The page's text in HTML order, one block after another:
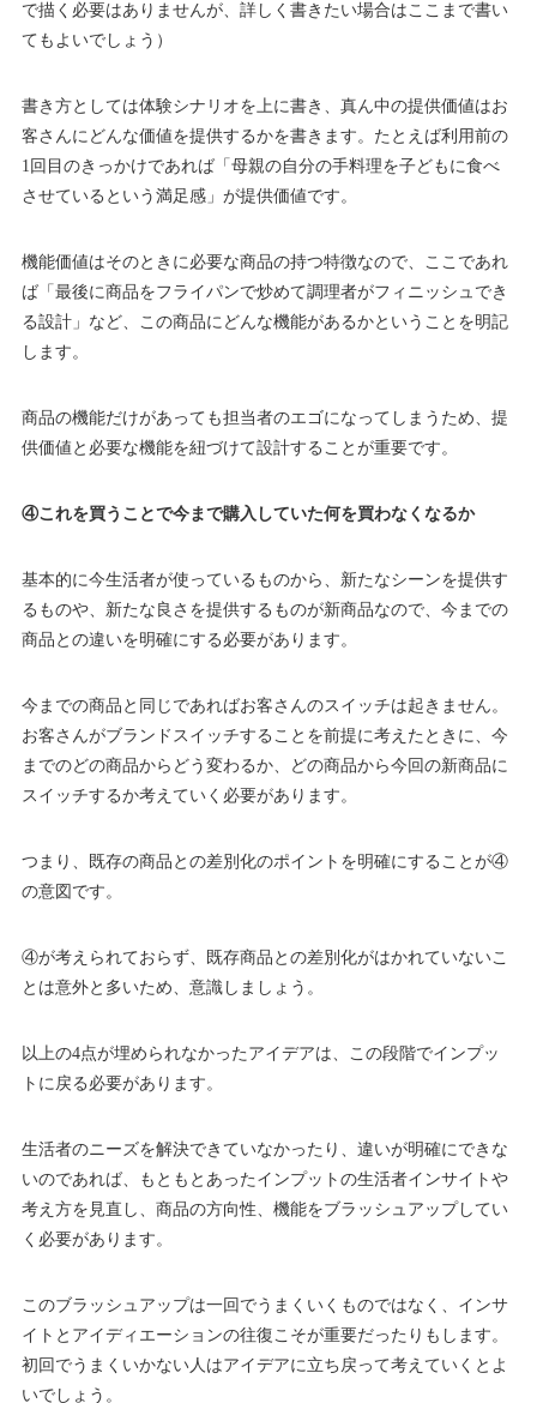
で描く必要はありませんが、詳しく書きたい場合はここまで書い
てもよいでしょう）
書き方としては体験シナリオを上に書き、真ん中の提供価値はお
客さんにどんな価値を提供するかを書きます。たとえば利用前の
1回目のきっかけであれば「母親の自分の手料理を子どもに食べ
させているという満足感」が提供価値です。
機能価値はそのときに必要な商品の持つ特徴なので、ここであれ
ば「最後に商品をフライパンで炒めて調理者がフィニッシュでき
る設計」など、この商品にどんな機能があるかということを明記
します。
商品の機能だけがあっても担当者のエゴになってしまうため、提
供価値と必要な機能を紐づけて設計することが重要です。
④これを買うことで今まで購入していた何を買わなくなるか
基本的に今生活者が使っているものから、新たなシーンを提供す
るものや、新たな良さを提供するものが新商品なので、今までの
商品との違いを明確にする必要があります。
今までの商品と同じであればお客さんのスイッチは起きません。
お客さんがブランドスイッチすることを前提に考えたときに、今
までのどの商品からどう変わるか、どの商品から今回の新商品に
スイッチするか考えていく必要があります。
つまり、既存の商品との差別化のポイントを明確にすることが④
の意図です。
④が考えられておらず、既存商品との差別化がはかれていないこ
とは意外と多いため、意識しましょう。
以上の4点が埋められなかったアイデアは、この段階でインプッ
トに戻る必要があります。
生活者のニーズを解決できていなかったり、違いが明確にできな
いのであれば、もともとあったインプットの生活者インサイトや
考え方を見直し、商品の方向性、機能をブラッシュアップしてい
く必要があります。
このブラッシュアップは一回でうまくいくものではなく、インサ
イトとアイディエーションの往復こそが重要だったりもします。
初回でうまくいかない人はアイデアに立ち戻って考えていくとよ
いでしょう。